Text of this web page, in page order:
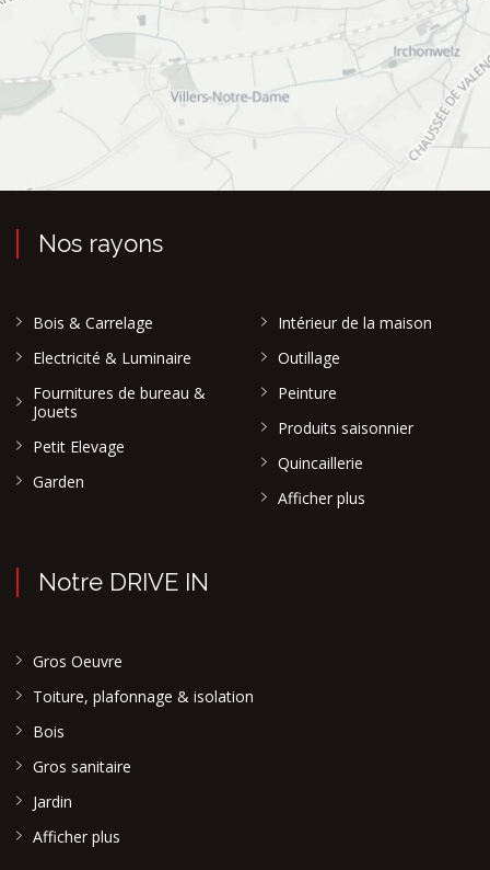
Nos rayons
Bois & Carrelage
Electricité & Luminaire
Fournitures de bureau &
Jouets
Petit Elevage
Garden
Intérieur de la maison
Outillage
Peinture
Produits saisonnier
Quincaillerie
Afficher plus
Notre DRIVE IN
Gros Oeuvre
Toiture, plafonnage & isolation
Bois
Gros sanitaire
Jardin
Afficher plus